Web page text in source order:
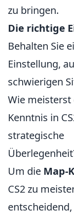
zu bringen.
Die richtige
Behalten Sie
Einstellung,
schwierigen
Wie meisterst
Kenntnis in
strategische
Um die Map-
CS2 zu